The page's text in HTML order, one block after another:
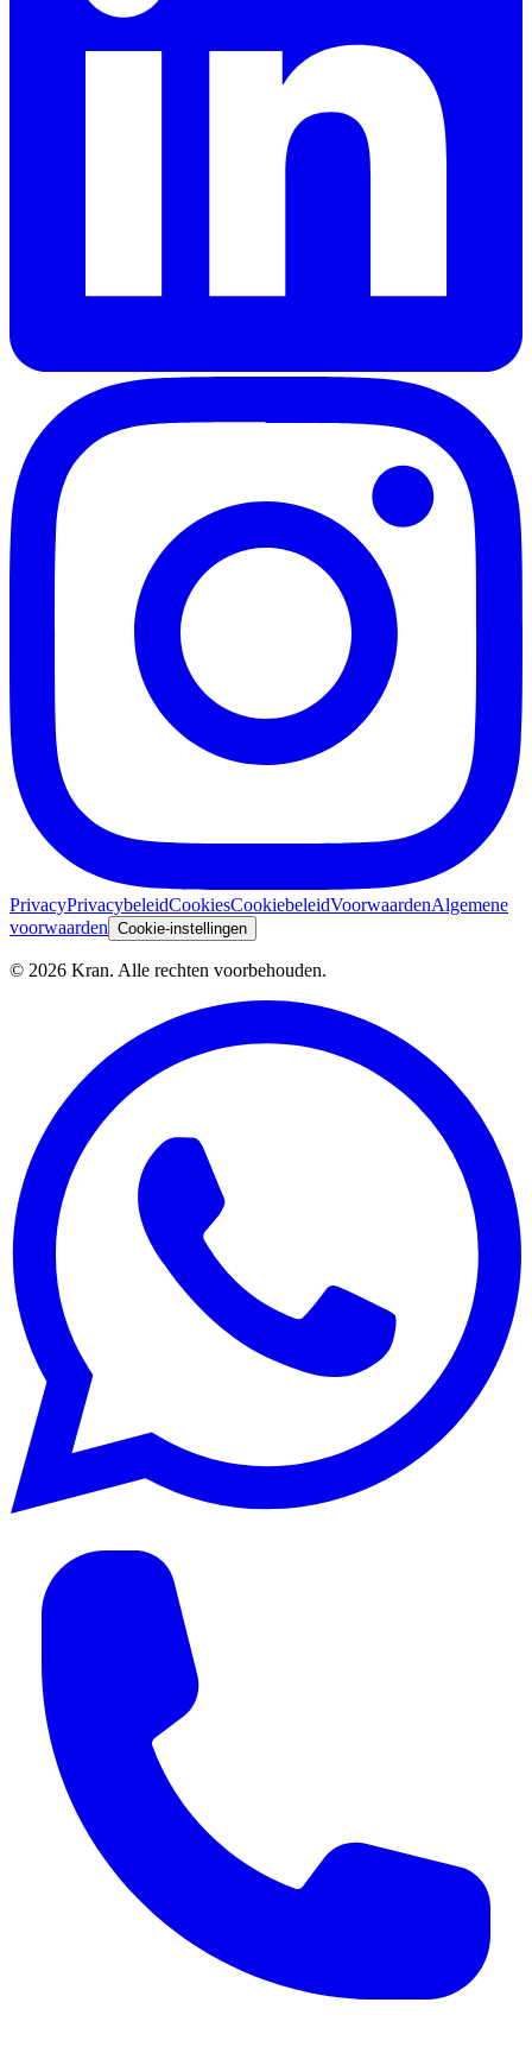
PrivacyPrivacybeleidCookiesCookiebeleidVoorwaardenAlgemene
voorwaarden Cookie-instellingen
© 2026 Kran. Alle rechten voorbehouden.